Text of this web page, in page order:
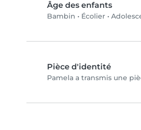
Âge des enfants
Bambin • Écolier •
Pièce d'identité
Pamela a transmis une